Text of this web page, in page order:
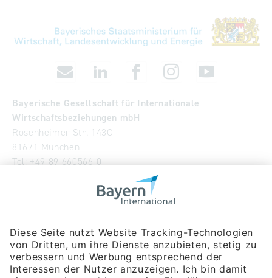
Bayerische Gesellschaft für Internationale
Wirtschaftsbeziehungen mbH
Rosenheimer Str. 143C
81671 München
Tel: +49 89 660566-0
Publikationen
Newsroom
Impressum